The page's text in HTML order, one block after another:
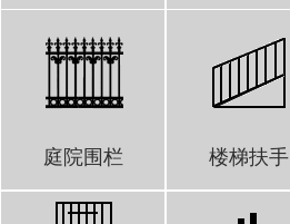
庭院围栏 楼梯扶手